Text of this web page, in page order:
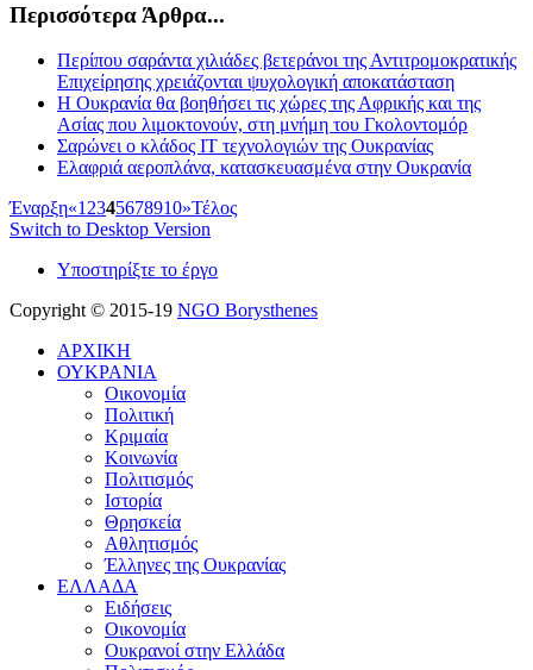
Περισσότερα Άρθρα...
Περίπου σαράντα χιλιάδες βετεράνοι της Αντιτρομοκρατικής
Επιχείρησης χρειάζονται ψυχολογική αποκατάσταση
Η Ουκρανία θα βοηθήσει τις χώρες της Αφρικής και της
Ασίας που λιμοκτονούν, στη μνήμη του Γκολοντομόρ
Σαρώνει ο κλάδος IT τεχνολογιών της Ουκρανίας
Ελαφριά αεροπλάνα, κατασκευασμένα στην Ουκρανία
Έναρξη«1 2345678910»Τέλος
Switch to Desktop Version
Υποστηρίξτε το έργο
Copyright © 2015-19 NGO Borysthenes
ΑΡΧΙΚΗ
ΟΥΚΡΑΝΙΑ
Οικονομία
Πολιτική
Κριμαία
Κοινωνία
Πολιτισμός
Ιστορία
Θρησκεία
Αθλητισμός
Έλληνες της Ουκρανίας
ΕΛΛΑΔΑ
Ειδήσεις
Οικονομία
Ουκρανοί στην Ελλάδα